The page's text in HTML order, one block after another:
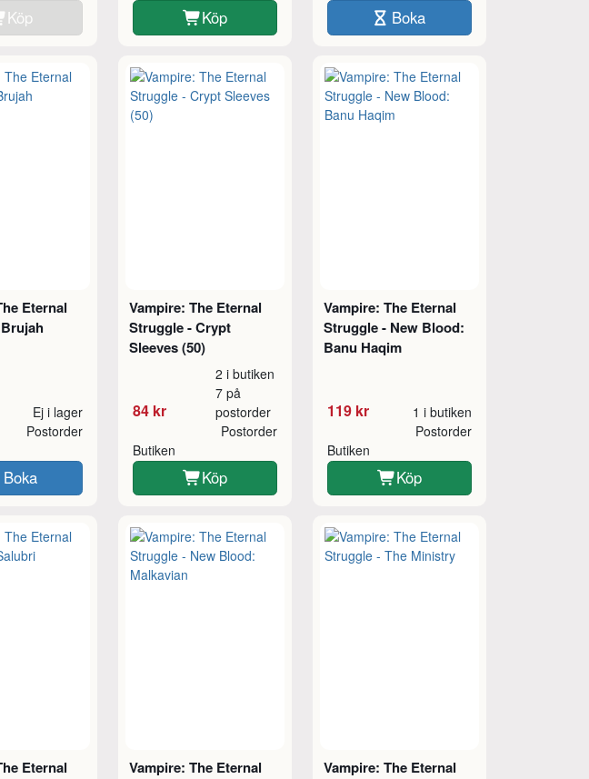
Köp Köp Boka
Eternal
Ej i lager
Postorder
Boka
Vampire: The Eternal
Struggle - Crypt
Sleeves (50)
84 kr
2 i butiken
7 på
postorder
Butiken
Postorder
Köp
Vampire: The Eternal
Struggle - New Blood:
Banu Haqim
119 kr 1 i butiken
Butiken
Postorder
Köp
Eternal
Vampire: The Eternal
Vampire: The Eternal